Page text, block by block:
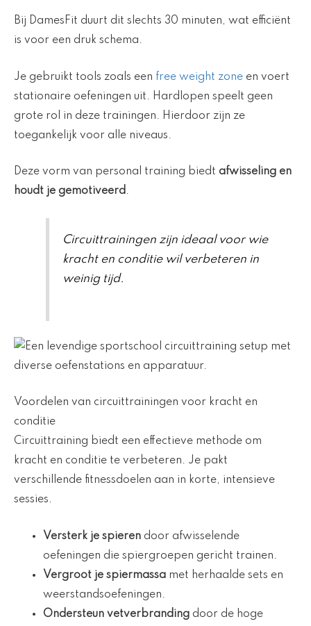
Bij DamesFit duurt dit slechts 30 minuten, wat efficiënt
is voor een druk schema.
Je gebruikt tools zoals een free weight zone en voert
stationaire oefeningen uit. Hardlopen speelt geen
grote rol in deze trainingen. Hierdoor zijn ze
toegankelijk voor alle niveaus.
Deze vorm van personal training biedt afwisseling en
houdt je gemotiveerd.
Circuittrainingen zijn ideaal voor wie
kracht en conditie wil verbeteren in
weinig tijd.
Voordelen van circuittrainingen voor kracht en
conditie
Circuittraining biedt een effectieve methode om
kracht en conditie te verbeteren. Je pakt
verschillende fitnessdoelen aan in korte, intensieve
sessies.
Versterk je spieren door afwisselende
oefeningen die spiergroepen gericht trainen.
Vergroot je spiermassa met herhaalde sets en
weerstandsoefeningen.
Ondersteun vetverbranding door de hoge